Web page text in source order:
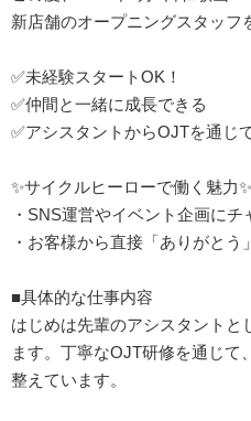
新店舗のオープニングスタッフ
✅未経験スタートOK！
✅仲間と一緒に成長できる
✅アシスタントからOJTを通じ
✨サイクルヒーローで働く魅力✨
・SNS運営やイベント企画にチ
・お客様から直接「ありがとう
■具体的な仕事内容
はじめは先輩のアシスタントと
ます。丁寧なOJT研修を通じて
整えています。